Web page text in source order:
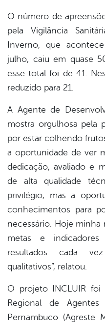
O número de
pela Vigilância
Inverno, que
julho, caiu em quase
esse total foi de 41.
reduzido para 21.
A Agente de
mostra orgulhosa pela
por estar colhendo
a oportunidade de ver
dedicação, avaliado e
de alta qualidade
privilégio, mas a
conhecimentos para
necessário. Hoje minha
metas e indicadores
resultados cada
qualitativos”, relatou.
O projeto INCLUIR foi
Regional de
Pernambuco (Agreste